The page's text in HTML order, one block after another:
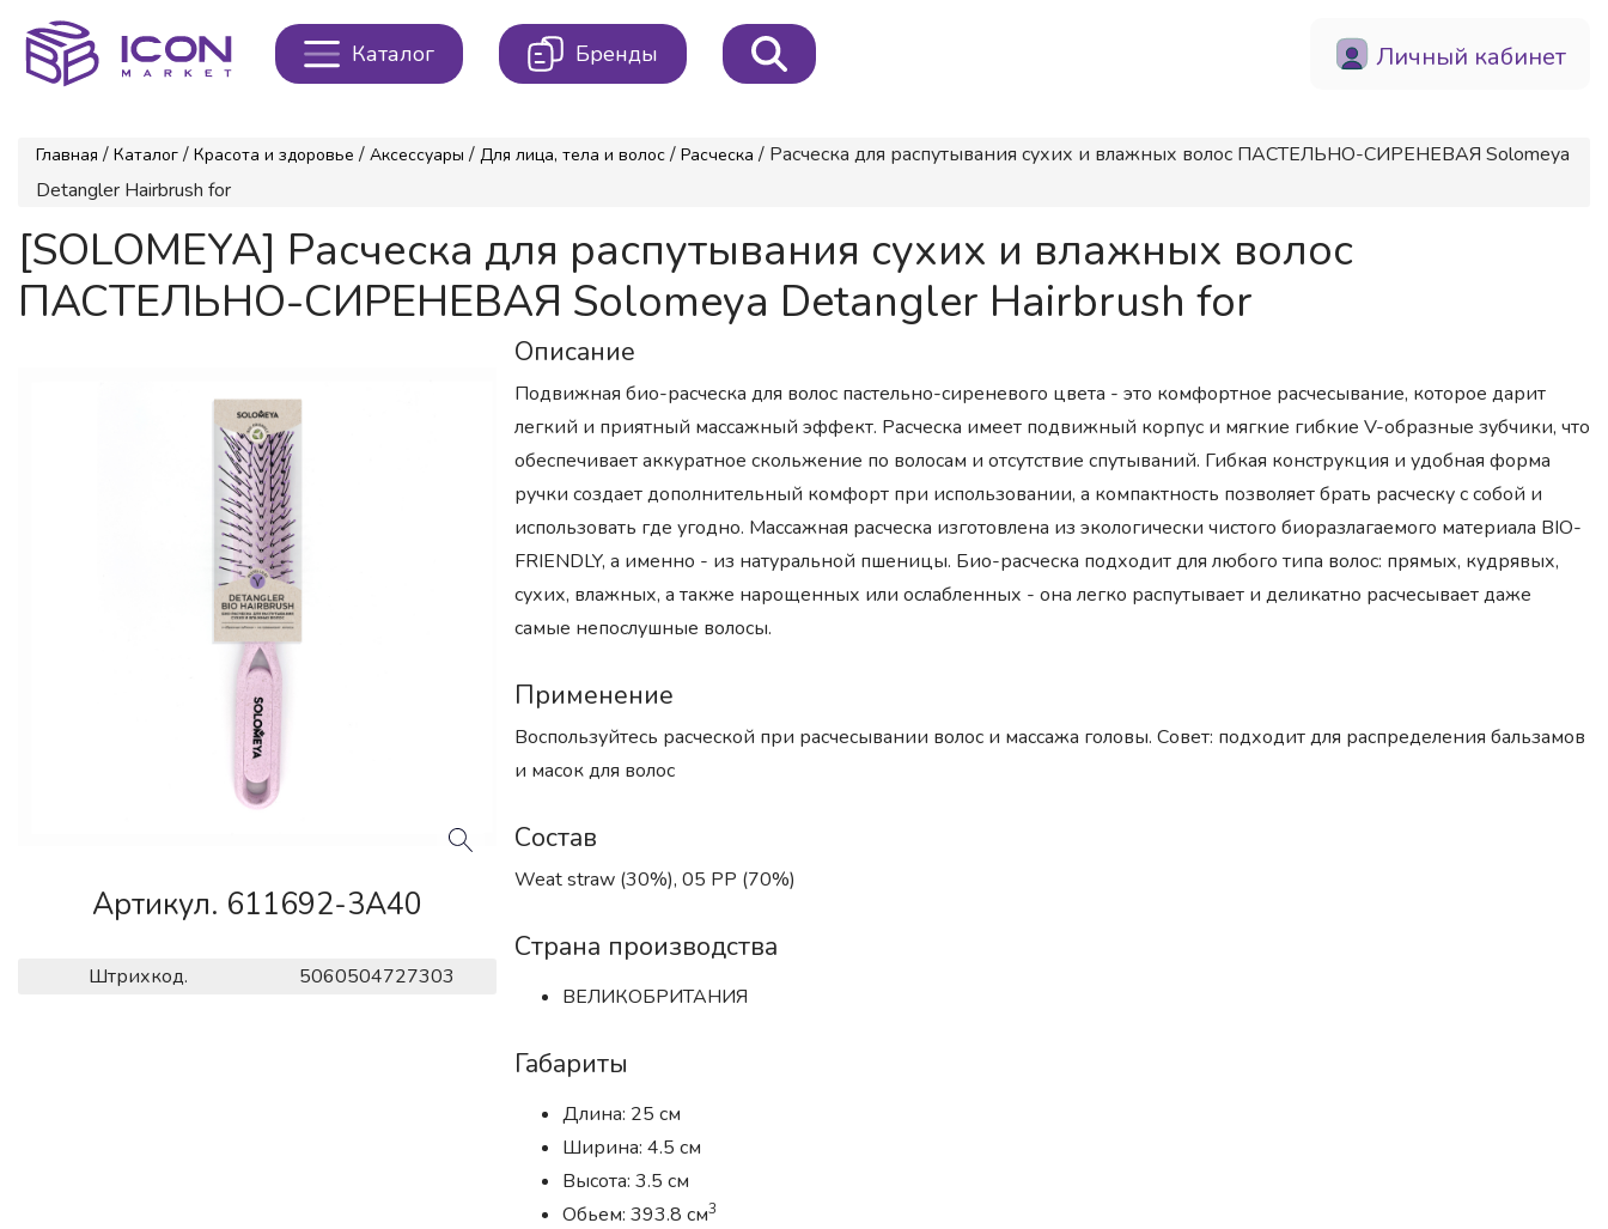
Каталог Бренды Личный кабинет
Главная / Каталог / Красота и здоровье / Аксессуары / Для лица, тела и волос / Расческа / Расческа для распутывания сухих и влажных волос ПАСТЕЛЬНО-СИРЕНЕВАЯ Solomeya
Detangler Hairbrush for
[SOLOMEYA] Расческа для распутывания сухих и влажных волос
ПАСТЕЛЬНО-СИРЕНЕВАЯ Solomeya Detangler Hairbrush for
Артикул. 611692-3A40
Штрихкод. 5060504727303
Описание
Подвижная био-расческа для волос пастельно-сиреневого цвета - это комфортное расчесывание, которое дарит
легкий и приятный массажный эффект. Расческа имеет подвижный корпус и мягкие гибкие V-образные зубчики, что
обеспечивает аккуратное скольжение по волосам и отсутствие спутываний. Гибкая конструкция и удобная форма
ручки создает дополнительный комфорт при использовании, а компактность позволяет брать расческу с собой и
использовать где угодно. Массажная расческа изготовлена из экологически чистого биоразлагаемого материала BIO-
FRIENDLY, а именно - из натуральной пшеницы. Био-расческа подходит для любого типа волос: прямых, кудрявых,
сухих, влажных, а также нарощенных или ослабленных - она легко распутывает и деликатно расчесывает даже
самые непослушные волосы.
Применение
Воспользуйтесь расческой при расчесывании волос и массажа головы. Совет: подходит для распределения бальзамов
и масок для волос
Состав
Weat straw (30%), 05 PP (70%)
Страна производства
ВЕЛИКОБРИТАНИЯ
Габариты
Длина: 25 см
Ширина: 4.5 см
Высота: 3.5 см
Обьем: 393.8 см3